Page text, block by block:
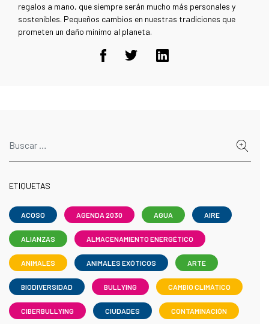
regalos a mano, que siempre serán mucho más personales y
sostenibles. Pequeños cambios en nuestras tradiciones que
prometen un daño mínimo al planeta.
ETIQUETAS
ACOSO AGENDA 2030 AGUA AIRE
ALIANZAS ALMACENAMIENTO ENERGÉTICO
ANIMALES ANIMALES EXÓTICOS ARTE
BIODIVERSIDAD BULLYING CAMBIO CLIMÁTICO
CIBERBULLYING CIUDADES CONTAMINACIÓN